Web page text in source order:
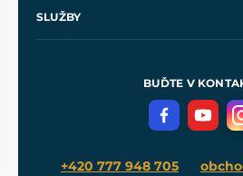
Velkoobchod
SLUŽBY
Meče pro Kingdom Come
BUĎTE V
+420 777 948 705